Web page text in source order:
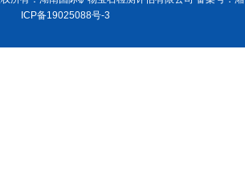
ICP备19025088号-3